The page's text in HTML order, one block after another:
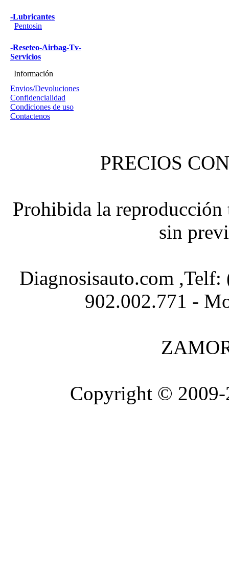
-Lubricantes
Pentosin
-Reseteo-Airbag-Tv-
Servicios
Información
Envios/Devoluciones
Confidencialidad
Condiciones de uso
Contactenos
PRECIOS
Prohibida la
sin
Diagnosisauto.com
902.002.771 -
Copyright ©